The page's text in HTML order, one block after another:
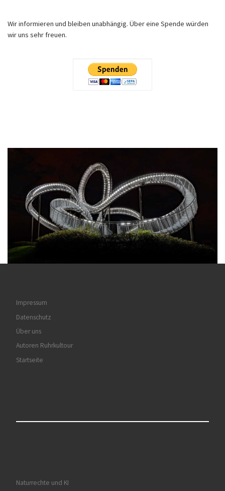
Wir informieren und bleiben unabhängig. Über eine Spende würden
wir uns sehr freuen.
Impressum
Datenschutz
Über uns
Autoren Ruhrkultour
Startseite
Naturrechte und KI